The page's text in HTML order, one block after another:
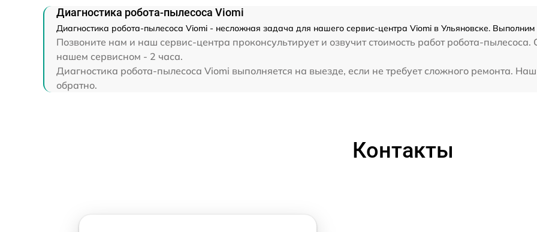
Диагностика робота-пылесоса Viomi
Диагностика робота-пылесоса Viomi - несложная задача для нашего сервис-центра Viomi в Ульяновске. Выполним
Позвоните нам и наш сервис-центра проконсультирует и озвучит стоимость работ робота-
нашем сервисном - 2 часа.
Диагностика робота-пылесоса Viomi выполняется на выезде, если не требует сложного ремонта.
обратно.
Контакты